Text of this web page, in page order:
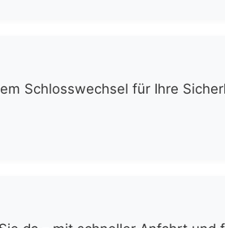
Schlosswechsel für Ihre